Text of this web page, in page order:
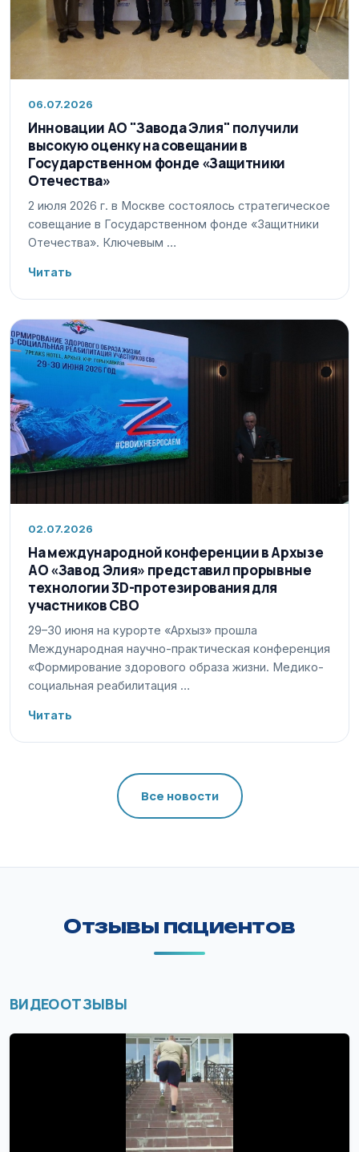
06.07.2026
Инновации АО "Завода Элия" получили
высокую оценку на совещании в
Государственном фонде «Защитники
Отечества»
2 июля 2026 г. в Москве состоялось стратегическое
совещание в Государственном фонде «Защитники
Отечества». Ключевым …
Читать
02.07.2026
На международной конференции в Архызе
АО «Завод Элия» представил прорывные
технологии 3D-протезирования для
участников СВО
29–30 июня на курорте «Архыз» прошла
Международная научно-практическая конференция
«Формирование здорового образа жизни. Медико-
социальная реабилитация …
Читать
Все новости
Отзывы пациентов
ВИДЕООТЗЫВЫ